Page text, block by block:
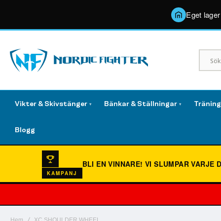
Eget
Vikter & Skivstänger ▾ Bänkar & Ställningar ▾
Blogg
KAMPANJ
BLI EN VINNARE!VI SLUMPAR VARJE